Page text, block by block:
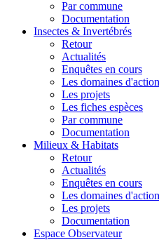
Par commune
Documentation
Insectes & Invertébrés
Retour
Actualités
Enquêtes en cours
Les domaines
Les projets
Les fiches espèces
Par commune
Documentation
Milieux & Habitats
Retour
Actualités
Enquêtes en cours
Les domaines
Les projets
Documentation
Espace Observateur